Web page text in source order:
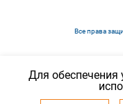
Для обеспечения
Все права